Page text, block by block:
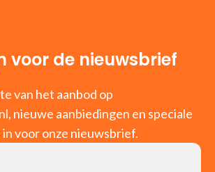
voor de nieuwsbrief
van het aanbod op
nieuwe aanbiedingen en speciale
voor onze nieuwsbrief.